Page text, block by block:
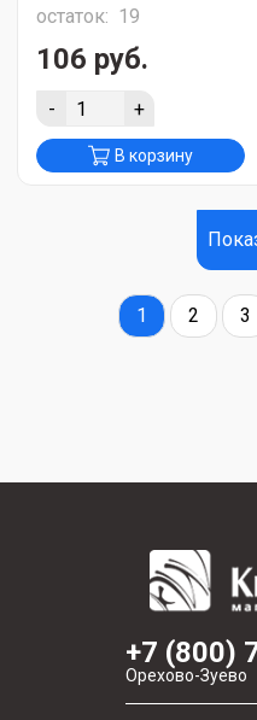
остаток: 19
106 руб.
- +
В корзину
1 2 3
+7 (800)
Орехово-Зуево